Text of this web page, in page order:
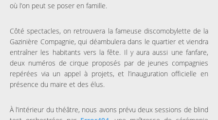
où l’on peut se poser en famille.
Côté spectacles, on retrouvera la fameuse discomobylette de la
Gazinière Compagnie, qui déambulera dans le quartier et viendra
entraîner les habitants vers la fête. Il y aura aussi une fanfare,
deux numéros de cirque proposés par de jeunes compagnies
repérées via un appel à projets, et l’inauguration officielle en
présence du maire et des élus.
À l’intérieur du théâtre, nous avons prévu deux sessions de blind